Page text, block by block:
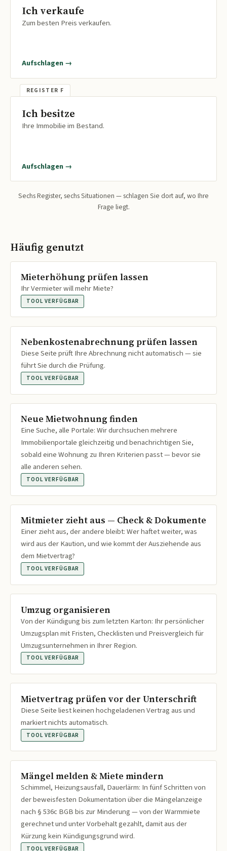
Ich verkaufe
Zum besten Preis verkaufen.
Aufschlagen →
Ich besitze
Ihre Immobilie im Bestand.
Aufschlagen →
Sechs Register, sechs Situationen — schlagen Sie dort auf, wo Ihre
Frage liegt.
Häufig genutzt
Mieterhöhung prüfen lassen
Ihr Vermieter will mehr Miete?
TOOL VERFÜGBAR
Nebenkostenabrechnung prüfen lassen
Diese Seite prüft Ihre Abrechnung nicht automatisch — sie
führt Sie durch die Prüfung.
TOOL VERFÜGBAR
Neue Mietwohnung finden
Eine Suche, alle Portale: Wir durchsuchen mehrere
Immobilienportale gleichzeitig und benachrichtigen Sie,
sobald eine Wohnung zu Ihren Kriterien passt — bevor sie
alle anderen sehen.
TOOL VERFÜGBAR
Mitmieter zieht aus — Check & Dokumente
Einer zieht aus, der andere bleibt: Wer haftet weiter, was
wird aus der Kaution, und wie kommt der Ausziehende aus
dem Mietvertrag?
TOOL VERFÜGBAR
Umzug organisieren
Von der Kündigung bis zum letzten Karton: Ihr persönlicher
Umzugsplan mit Fristen, Checklisten und Preisvergleich für
Umzugsunternehmen in Ihrer Region.
TOOL VERFÜGBAR
Mietvertrag prüfen vor der Unterschrift
Diese Seite liest keinen hochgeladenen Vertrag aus und
markiert nichts automatisch.
TOOL VERFÜGBAR
Mängel melden & Miete mindern
Schimmel, Heizungsausfall, Dauerlärm: In fünf Schritten von
der beweisfesten Dokumentation über die Mängelanzeige
nach § 536c BGB bis zur Minderung — von der Warmmiete
gerechnet und unter Vorbehalt gezahlt, damit aus der
Kürzung kein Kündigungsgrund wird.
TOOL VERFÜGBAR